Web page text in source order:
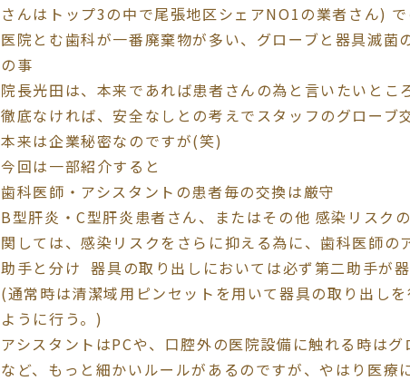
さんはトップ3の中で尾張地区シェアNO1の業者さん)
医院とむ歯科が一番廃棄物が多い、グローブと器具滅菌
の事
院長光田は、本来であれば患者さんの為と言いたいとこ
徹底なければ、安全なしとの考えでスタッフのグローブ
本来は企業秘密なのですが(笑)
今回は一部紹介すると
歯科医師・アシスタントの患者毎の交換は厳守
B型肝炎・C型肝炎患者さん、またはその他 感染リスク
関しては、感染リスクをさらに抑える為に、歯科医師の
助手と分け 器具の取り出しにおいては必ず第二助手が器
(通常時は清潔域用ピンセットを用いて器具の取り出し
ように行う。)
アシスタントはPCや、口腔外の医院設備に触れる時は
など、もっと細かいルールがあるのですが、やはり医療